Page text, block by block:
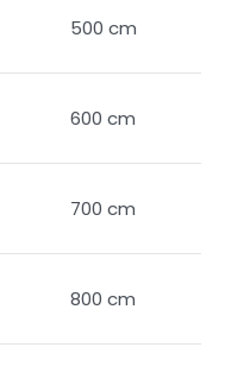
500 cm
600 cm
700 cm
800 cm